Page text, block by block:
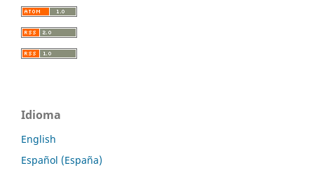
Idioma
English
Español (España)